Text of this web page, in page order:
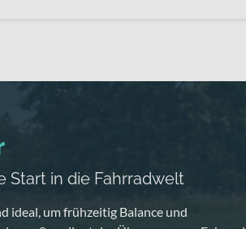
Start in die Fahrradwelt
ideal, um frühzeitig Balance und